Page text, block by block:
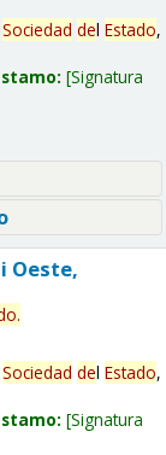
Sociedad del Estado,
Signatura
Oeste,
.
Sociedad del Estado,
Signatura